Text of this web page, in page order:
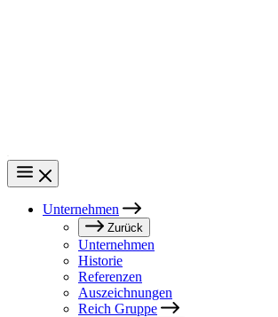
navigation
Unternehmen
Zurück
Unternehmen
Historie
Referenzen
Auszeichnungen
Reich Gruppe